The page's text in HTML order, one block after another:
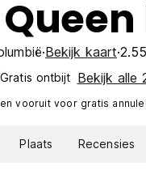
Bekijk kaart
Gratis ontbijt‎ Bekijk alle
vooruit voor gratis
Plaats Recensies